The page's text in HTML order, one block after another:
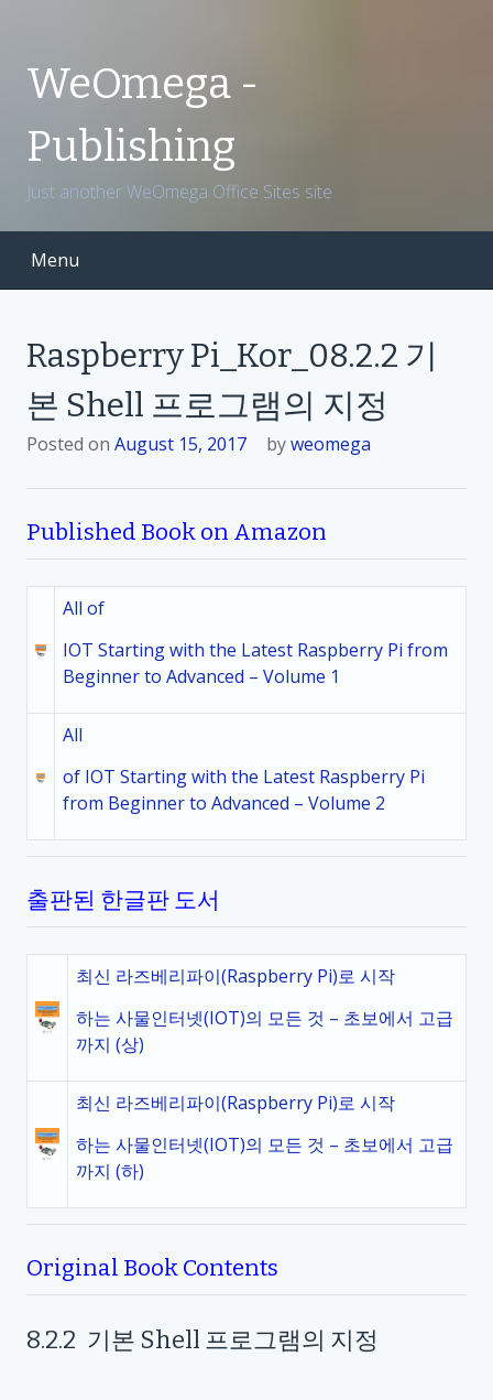
WeOmega -
Publishing
Just another WeOmega Office Sites site
Menu
Raspberry Pi_Kor_08.2.2 기
본 Shell 프로그램의 지정
Posted on August 15, 2017 byweomega
Published Book on Amazon
All of
IOT Starting with the Latest Raspberry Pi from
Beginner to Advanced – Volume 1
All
of IOT Starting with the Latest Raspberry Pi
from Beginner to Advanced – Volume 2
출판된 한글판 도서
최신 라즈베리파이(Raspberry Pi)로 시작
하는 사물인터넷(IOT)의 모든 것 – 초보에서 고급
까지 (상)
최신 라즈베리파이(Raspberry Pi)로 시작
하는 사물인터넷(IOT)의 모든 것 – 초보에서 고급
까지 (하)
Original Book Contents
8.2.2 기본 Shell 프로그램의 지정